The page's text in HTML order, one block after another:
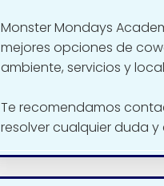
Monster Mondays
mejores opciones de
ambiente, servicios y
Te recomendamos
resolver cualquier duda